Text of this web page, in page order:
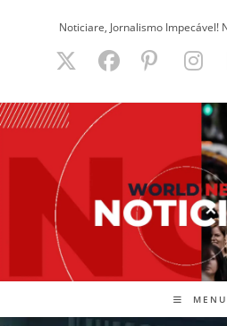
Noticiare, Jornalismo Impecável!
MENU